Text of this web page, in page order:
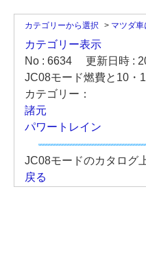
カテゴリーから選択 > マツダ車
カテゴリー表示
No : 6634
更新日時 :
JC08モード燃費と10・
カテゴリー：
諸元
パワートレイン
JC08モードのカタログ
戻る